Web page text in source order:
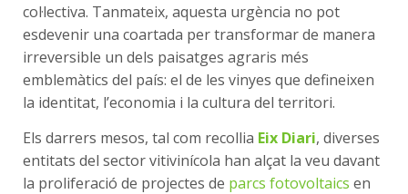
col·lectiva. Tanmateix, aquesta urgència no pot
esdevenir una coartada per transformar de manera
irreversible un dels paisatges agraris més
emblemàtics del país: el de les vinyes que defineixen
la identitat, l’economia i la cultura del territori.
Els darrers mesos, tal com recollia Eix Diari, diverses
entitats del sector vitivinícola han alçat la veu davant
la proliferació de projectes de parcs fotovoltaics en